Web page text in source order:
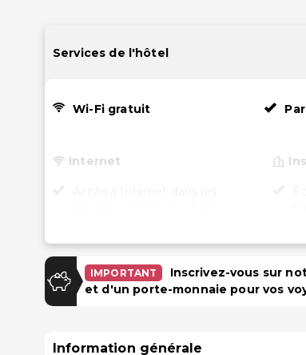
Services de l'hôtel
Wi-Fi gratuit
Internet
Wi-Fi gratuit
Stationnement
IMPORTANT
Inscrivez-vous sur
et d'un porte-monnaie pour vos
Information générale